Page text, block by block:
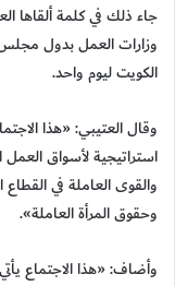
وزارات العمل بدول
الكويت ليوم واحد.
وقال العتيبي: «هذا
استراتيجية لأسواق
والقوى العاملة في
وحقوق المرأة العاملة».
وأضاف: «هذا الاجتماع